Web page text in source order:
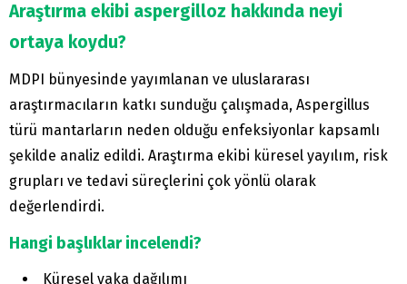
Araştırma ekibi aspergilloz hakkında neyi
ortaya koydu?
MDPI bünyesinde yayımlanan ve uluslararası
araştırmacıların katkı sunduğu çalışmada, Aspergillus
türü mantarların neden olduğu enfeksiyonlar kapsamlı
şekilde analiz edildi. Araştırma ekibi küresel yayılım, risk
grupları ve tedavi süreçlerini çok yönlü olarak
değerlendirdi.
Hangi başlıklar incelendi?
Küresel vaka dağılımı